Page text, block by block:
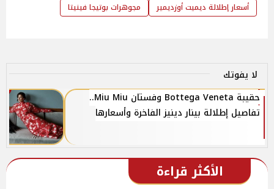
أسعار إطلالة ديميت أوزديمير
مجوهرات بوتيجا فينيتا
لا يفوتك
حقيبة Bottega Veneta وفستان Miu Miu..
تفاصيل إطلالة بينار دينيز الفاخرة وأسعارها
الأكثر قراءة